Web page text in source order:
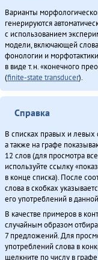
Международнай
Минӈи «Эвэды ин»
«Мучун» – Омакта
«Мучун» – Омакта
Неӈнери Этэечимни
Оларил асал
Ороды этэекитту
Секция
Туруӈи
Туруӈи
Турэн – илэды баин
Хавал мудана ачин
Хаварук ООО
Хаварук ООО
Хэгдыл, эӈэсил,
Хэгдыл, эӈэсил,
Чинанай
Варианты
генерируются
с использованием
модели, включающей
фонологии и
в виде т.н. «конечного
(finite-state transducer).
Справка
В списках правых и левых
а также на графе
12 слов (для просмотра
используйте ссылку
в конце списка). После
слова в скобках
его употреблений в
В качестве примеров в
случайным образом
7 предложений. Для
употреблений слова в
щелкните по числу в